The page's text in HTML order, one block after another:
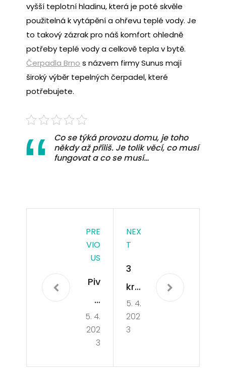
vyšší teplotní hladinu, která je poté skvěle
použitelná k vytápění a ohřevu teplé vody. Je
to takový zázrak pro náš komfort ohledně
potřeby teplé vody a celkově tepla v bytě.
Čerpadla Brno s názvem firmy Sunus mají
široký výběr tepelných čerpadel, které
potřebujete.
Co se týká provozu domu, je toho
někdy až příliš. Je tolik věcí, co musí
fungovat a co se musí…
PRE
VIO
US
Piv
o
pro
vše
5. 4.
202
3
NEX
T
3
kro
ky
k
5. 4.
202
3